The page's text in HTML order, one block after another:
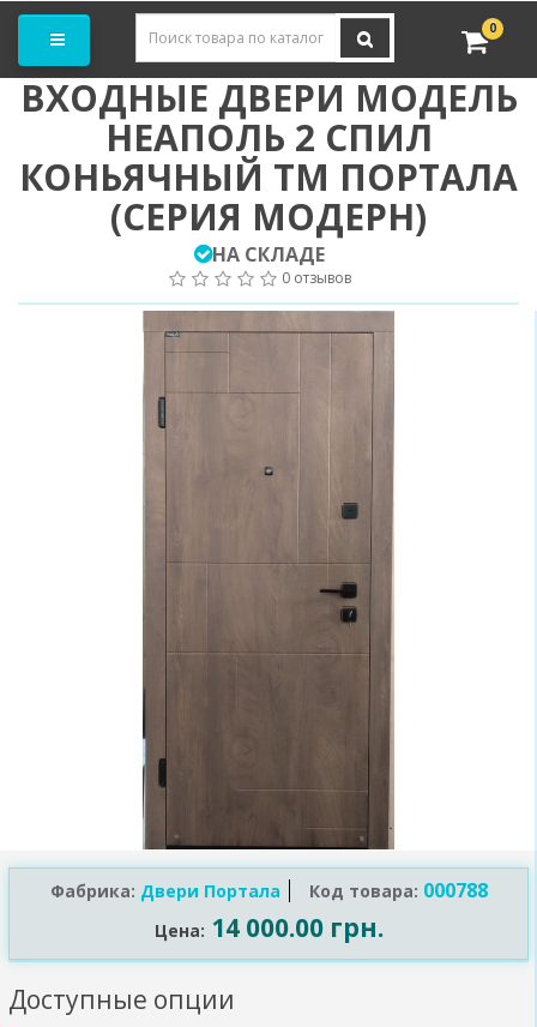
0
ВХОДНЫЕ ДВЕРИ МОДЕЛЬ
НЕАПОЛЬ 2 СПИЛ
КОНЬЯЧНЫЙ ТМ ПОРТАЛА
(СЕРИЯ МОДЕРН)
НА СКЛАДЕ
0 отзывов
Фабрика: Двери Порталa Код товара: 000788
Цена: 14 000.00 грн.
Доступные опции